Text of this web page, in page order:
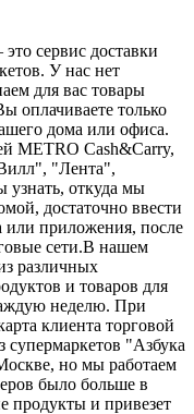
cервис доставки
У нас нет
для вас товары
оплачиваете только
дома или офиса.
METRO Cash&Carry,
"Лента",
узнать, откуда мы
достаточно ввести
или приложения, после
сети.В нашем
различных
и товаров для
неделю. При
клиента торговой
супермаркетов "Азбука
но мы работаем
было больше в
продукты и привезет